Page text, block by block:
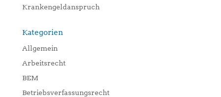
Krankengeldanspruch
Kategorien
Allgemein
Arbeitsrecht
BEM
Betriebsverfassungsrecht